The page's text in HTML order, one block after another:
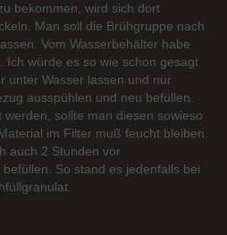
bekommen, wird sich dort
Man soll die Brühgruppe nach
Vom Wasserbehälter habe
Ich würde es so wie schon gesagt
unter Wasser lassen und nur
ausspühlen und neu befüllen.
sollte man diesen sowieso
im Filter muß feucht bleiben.
auch 2 Stunden vor
So stand es jedenfalls bei